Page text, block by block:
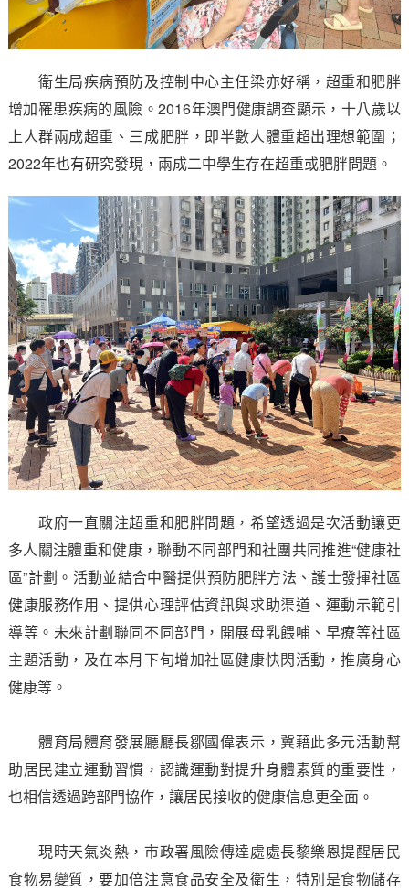
衛生局疾病預防及控制中心主任梁亦好稱，超重和肥胖
增加罹患疾病的風險。2016年澳門健康調查顯示，十八歲以
上人群兩成超重、三成肥胖，即半數人體重超出理想範圍；
2022年也有研究發現，兩成二中學生存在超重或肥胖問題。
政府一直關注超重和肥胖問題，希望透過是次活動讓更
多人關注體重和健康，聯動不同部門和社團共同推進“健康社
區”計劃。活動並結合中醫提供預防肥胖方法、護士發揮社區
健康服務作用、提供心理評估資訊與求助渠道、運動示範引
導等。未來計劃聯同不同部門，開展母乳餵哺、早療等社區
主題活動，及在本月下旬增加社區健康快閃活動，推廣身心
健康等。
體育局體育發展廳廳長鄒國偉表示，冀藉此多元活動幫
助居民建立運動習慣，認識運動對提升身體素質的重要性，
也相信透過跨部門協作，讓居民接收的健康信息更全面。
現時天氣炎熱，市政署風險傳達處處長黎樂恩提醒居民
食物易變質，要加倍注意食品安全及衛生，特別是食物儲存